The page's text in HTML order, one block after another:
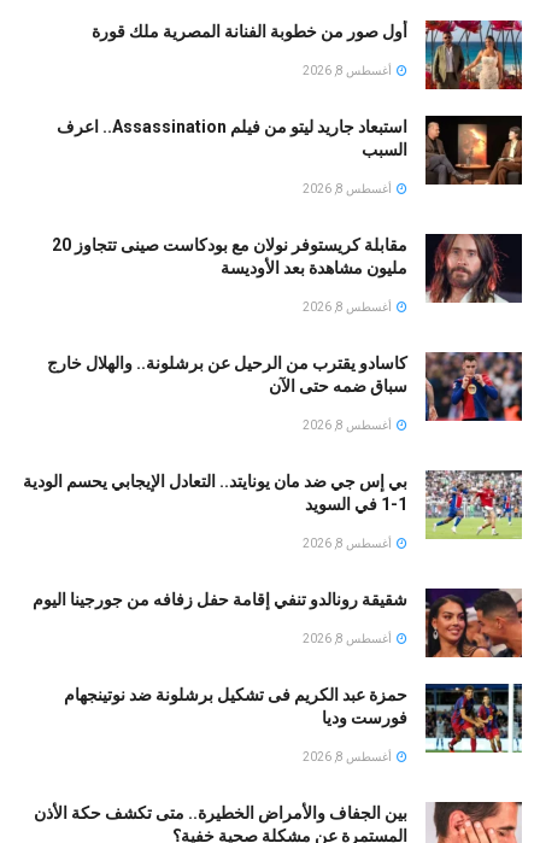
أول صور من خطوبة الفنانة المصرية ملك قورة
أغسطس 8, 2026
استبعاد جاريد ليتو من فيلم Assassination.. اعرف
السبب
أغسطس 8, 2026
مقابلة كريستوفر نولان مع بودكاست صينى تتجاوز 20
مليون مشاهدة بعد الأوديسة
أغسطس 8, 2026
كاسادو يقترب من الرحيل عن برشلونة.. والهلال خارج
سباق ضمه حتى الآن
أغسطس 8, 2026
بي إس جي ضد مان يونايتد.. التعادل الإيجابي يحسم الودية
1-1 في السويد
أغسطس 8, 2026
شقيقة رونالدو تنفي إقامة حفل زفافه من جورجينا اليوم
أغسطس 8, 2026
حمزة عبد الكريم فى تشكيل برشلونة ضد نوتينجهام
فورست وديا
أغسطس 8, 2026
بين الجفاف والأمراض الخطيرة.. متى تكشف حكة الأذن
المستمرة عن مشكلة صحية خفية؟